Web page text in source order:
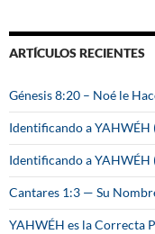
a
r
ARTÍCULOS RECIENTES
Génesis 8:20 – Noé le
Identificando a YAHWÉH
Identificando a YAHWÉH
Cantares 1:3 — Su